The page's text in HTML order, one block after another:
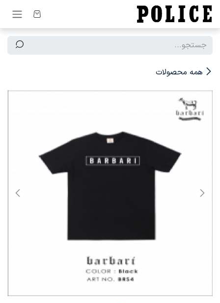
صرف نظر و مشاهده محتوا
همه محصولات